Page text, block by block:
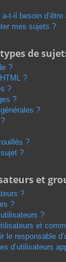
t-il besoin d’être
mes sujets ?
de
?
?
?
?
?
?
?
et
?
?
?
et
le responsable
d’utilisateurs